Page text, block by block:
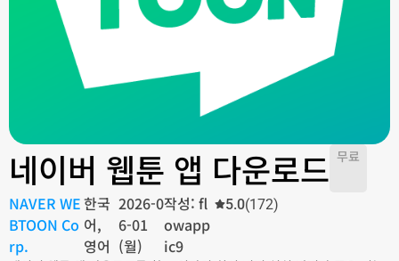
네이버 웹툰 앱 다운로드 무료
NAVER WE
BTOON Co
rp.
한국
어,
영어
2026-0
6-01
(월)
작성: fl
owapp
ic9
5.0(172)